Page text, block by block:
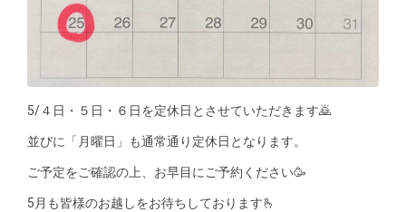
5/４日・５日・６日を定休日とさせていただきます🙇
並びに「月曜日」も通常通り定休日となります。
ご予定をご確認の上、お早目にご予約ください🥳
5月も皆様のお越しをお待ちしております🫰